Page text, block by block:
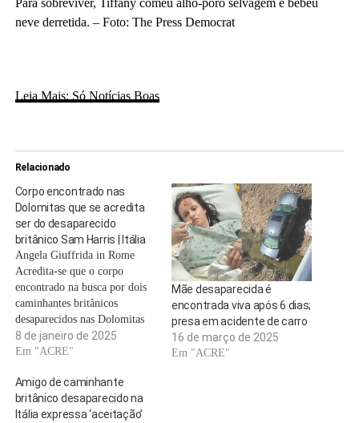
neve derretida. – Foto: The Press Democrat
Leia Mais: Só Notícias Boas
Relacionado
Corpo encontrado nas
Dolomitas que se acredita
ser do desaparecido
britânico Sam Harris | Itália
Angela Giuffrida in Rome
Acredita-se que o corpo
encontrado na busca por dois
caminhantes britânicos
desaparecidos nas Dolomitas
seja de Sam Harris, disse o
serviço de resgate alpino da
35 anos foi encontrado
enterrado na neve profunda,
no sopé de um penhasco a
8 de janeiro de 2025
Em "ACRE"
Mãe desaparecida é
encontrada viva após 6 dias;
presa em acidente de carro
16 de março de 2025
Em "ACRE"
Amigo de caminhante
britânico desaparecido na
Itália expressa ‘aceitação’